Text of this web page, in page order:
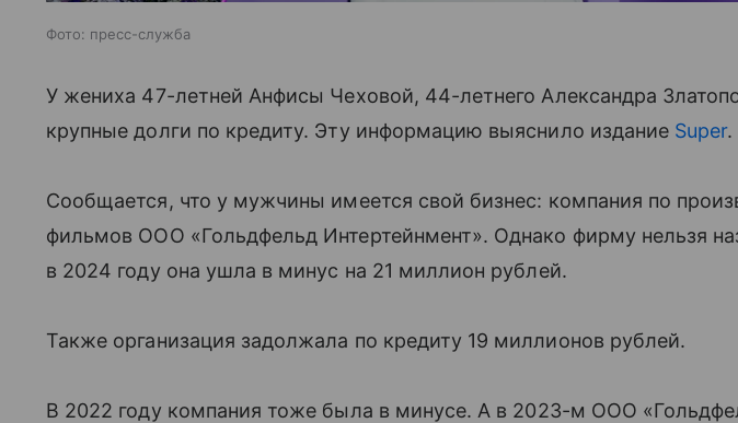
Фото: пресс-служба
У жениха 47-летней Анфисы Чеховой, 44-летнего Александра
крупные долги по кредиту. Эту информацию выяснило издание Super.
Сообщается, что у мужчины имеется свой бизнес: компания по
фильмов ООО «Гольдфельд Интертейнмент». Однако фирму нельзя
в 2024 году она ушла в минус на 21 миллион рублей.
Также организация задолжала по кредиту 19 миллионов рублей.
В 2022 году компания тоже была в минусе. А в 2023-м ООО